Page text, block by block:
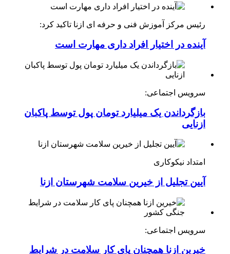
رئیس مرکز آموزش فنی و حرفه ای ازنا تاکید کرد:
آینده در اختیار افراد داری مهارت است
سرویس اجتماعی:
بازگرداندن یک میلیارد تومان پول توسط پاکبان
ازنایی
امتداد نیکوکاری
آیین تجلیل از خیرین سلامت شهرستان ازنا
سرویس اجتماعی:
خیرین ازنا همچنان پای کار سلامت در شرایط